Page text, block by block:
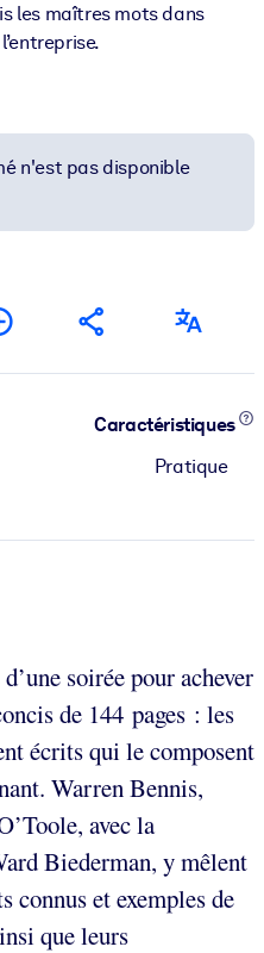
les maîtres mots dans
n'est pas disponible
Caractéristiques
Pratique
soirée pour achever
de 144 pages : les
écrits qui le composent
Warren Bennis,
avec la
Biederman, y mêlent
connus et exemples de
que leurs